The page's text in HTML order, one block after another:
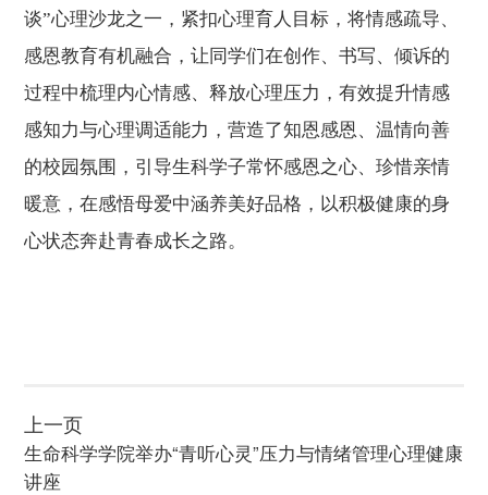
谈”心理沙龙之一，紧扣心理育人目标，将情感疏导、
感恩教育有机融合，让同学们在创作、书写、倾诉的
过程中梳理内心情感、释放心理压力，有效提升情感
感知力与心理调适能力，营造了知恩感恩、温情向善
的校园氛围，引导生科学子常怀感恩之心、珍惜亲情
暖意，在感悟母爱中涵养美好品格，以积极健康的身
心状态奔赴青春成长之路。
上一页
生命科学学院举办“青听心灵”压力与情绪管理心理健康
讲座